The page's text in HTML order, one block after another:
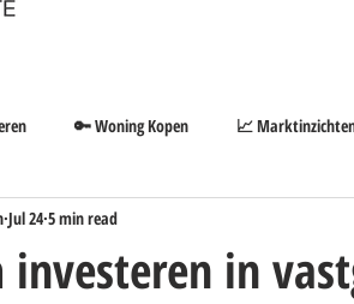
🔑 Woning Kopen 📈
in
Jul 24 5 min read